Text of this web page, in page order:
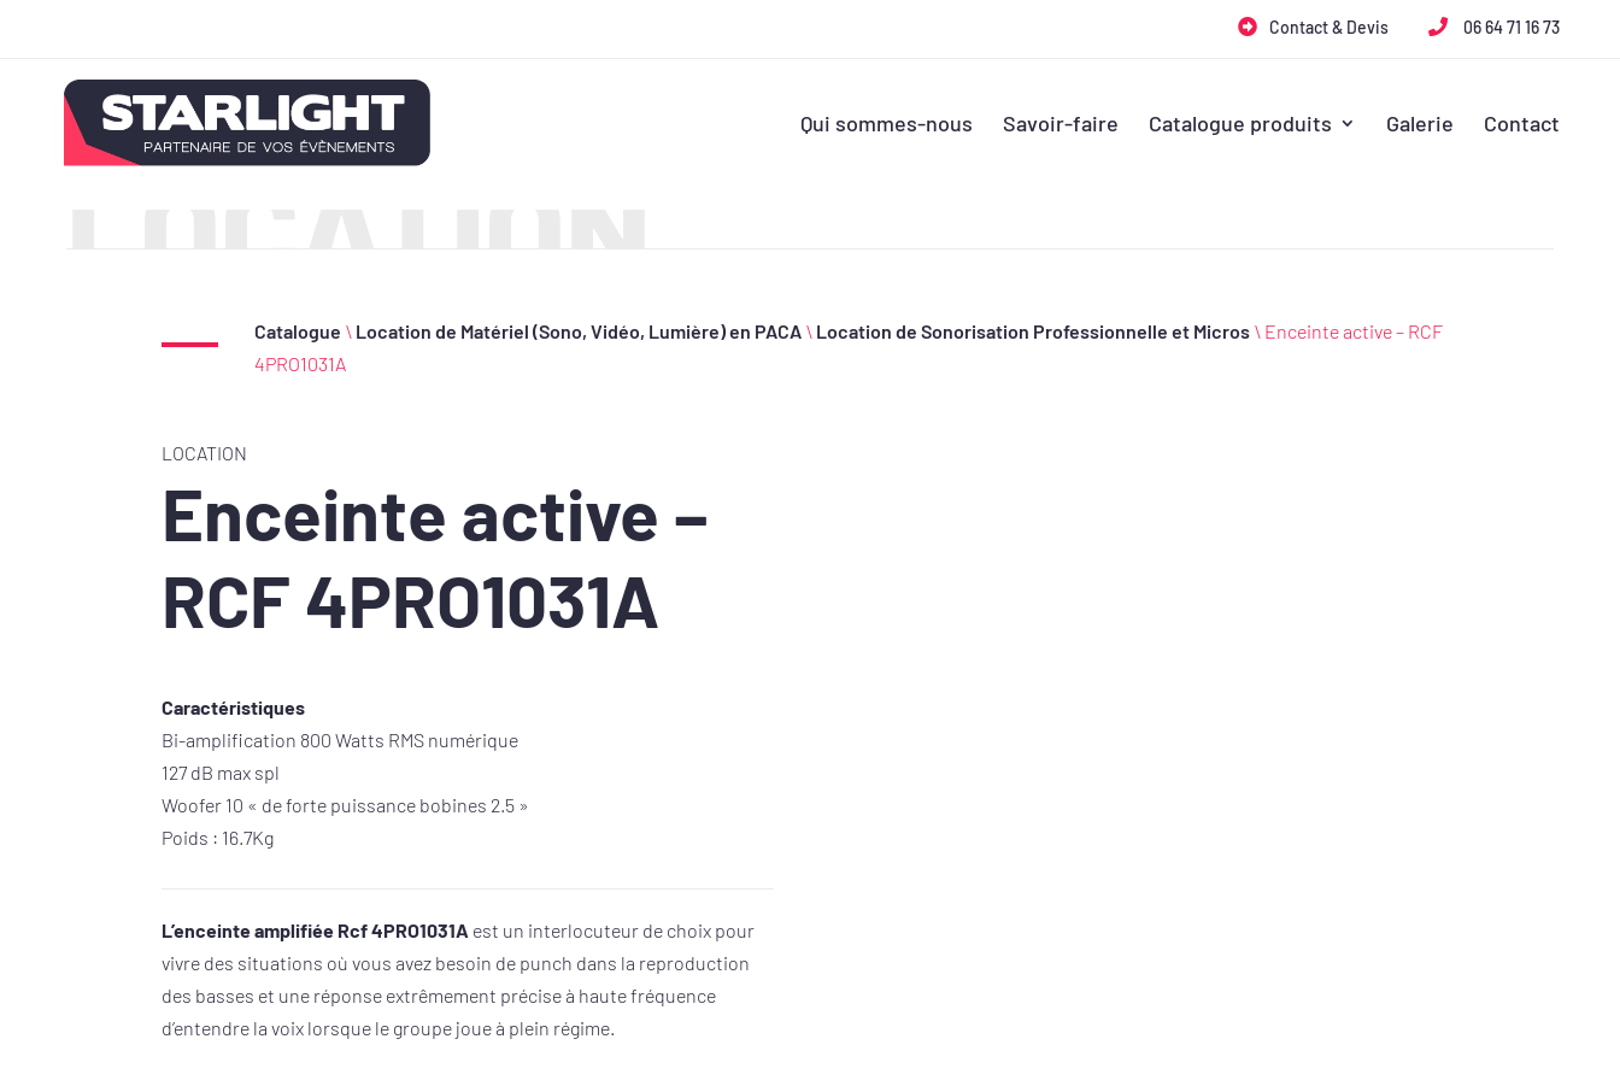
Contact & Devis 06 64 71 16 73
Qui sommes-nous Savoir-faire Catalogue produits Galerie Contact
Catalogue \ Location de Matériel (Sono, Vidéo, Lumière) en PACA \ Location de Sonorisation Professionnelle et Micros \ Enceinte active – RCF
4PRO1031A
LOCATION
Enceinte active –
RCF 4PRO1031A
Caractéristiques
Bi-amplification 800 Watts RMS numérique
127 dB max spl
Woofer 10 « de forte puissance bobines 2.5 »
Poids : 16.7Kg
L’enceinte amplifiée Rcf 4PRO1031A est un interlocuteur de choix pour
vivre des situations où vous avez besoin de punch dans la reproduction
des basses et une réponse extrêmement précise à haute fréquence
d’entendre la voix lorsque le groupe joue à plein régime.